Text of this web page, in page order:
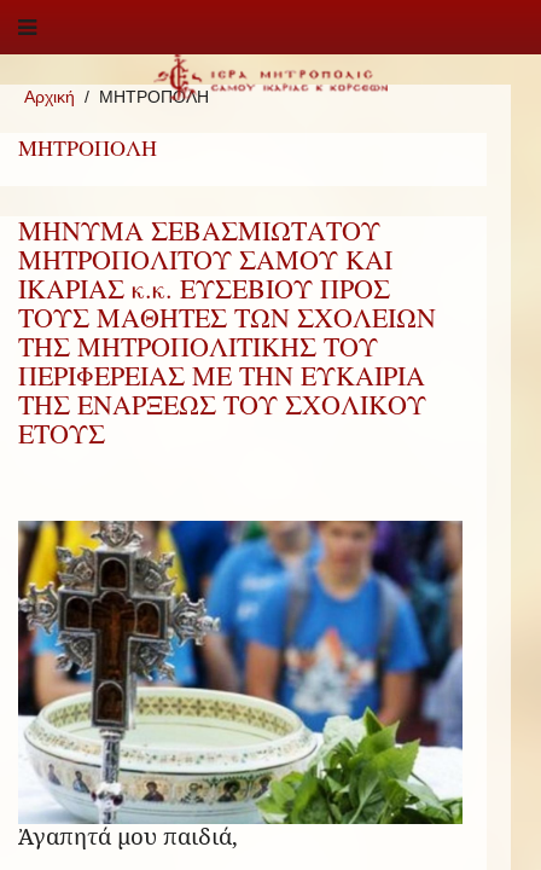
Αρχική ΜΗΤΡΟΠΟΛΗ
ΜΗΤΡΟΠΟΛΗ
ΜΗΝΥΜΑ ΣΕΒΑΣΜΙΩΤΑΤΟΥ
ΜΗΤΡΟΠΟΛΙΤΟΥ ΣΑΜΟΥ ΚΑΙ
ΙΚΑΡΙΑΣ κ.κ. ΕΥΣΕΒΙΟΥ ΠΡΟΣ
ΤΟΥΣ ΜΑΘΗΤΕΣ ΤΩΝ ΣΧΟΛΕΙΩΝ
ΤΗΣ ΜΗΤΡΟΠΟΛΙΤΙΚΗΣ ΤΟΥ
ΠΕΡΙΦΕΡΕΙΑΣ ΜΕ ΤΗΝ ΕΥΚΑΙΡΙΑ
ΤΗΣ ΕΝΑΡΞΕΩΣ ΤΟΥ ΣΧΟΛΙΚΟΥ
ΕΤΟΥΣ
Ἀγαπητά μου παιδιά,